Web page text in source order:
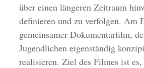
über einen längeren Zeitraum
definieren und zu verfolgen. Am
gemeinsamer Dokumentarfilm,
Jugendlichen eigenständig
realisieren. Ziel des Filmes ist